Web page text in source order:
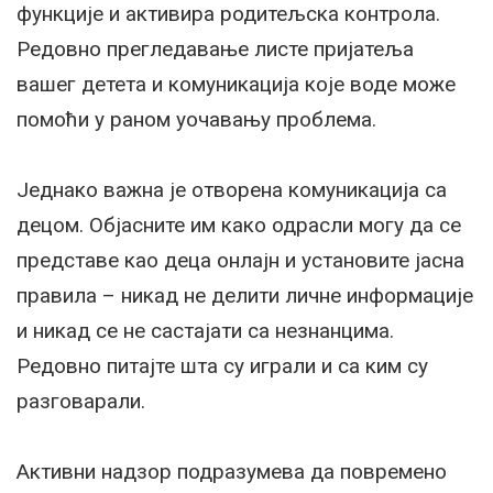
функције и активира родитељска контрола.
Редовно прегледавање листе пријатеља
вашег детета и комуникација које воде може
помоћи у раном уочавању проблема.
Једнако важна је отворена комуникација са
децом. Објасните им како одрасли могу да се
представе као деца онлајн и установите јасна
правила – никад не делити личне информације
и никад се не састајати са незнанцима.
Редовно питајте шта су играли и са ким су
разговарали.
Активни надзор подразумева да повремено